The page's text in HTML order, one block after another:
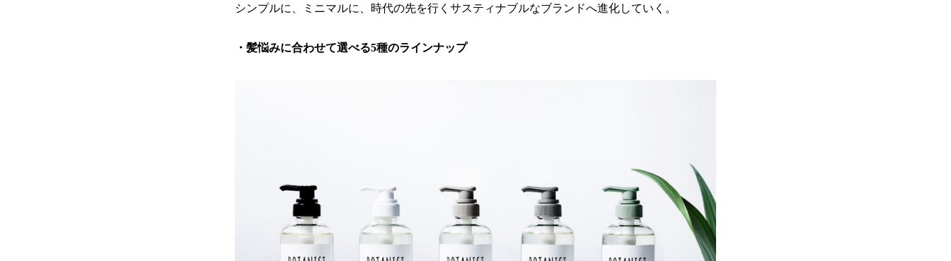
シンプルに、ミニマルに、時代の先を行くサスティナブルなブランドへ進化していく。
・髪悩みに合わせて選べる5種のラインナップ